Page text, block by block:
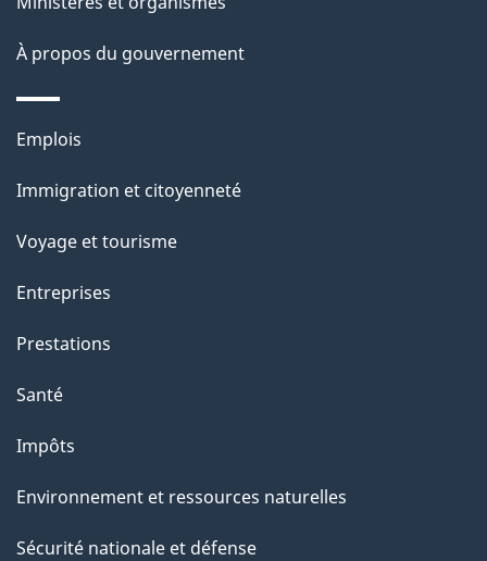
d
e
l
a
p
a
g
e
site
À propos du gouvernement
Thèmes
sujets
Emplois
Immigration et citoyenneté
Voyage et tourisme
Entreprises
Prestations
Santé
Impôts
Environnement et ressources naturelles
Sécurité nationale et défense